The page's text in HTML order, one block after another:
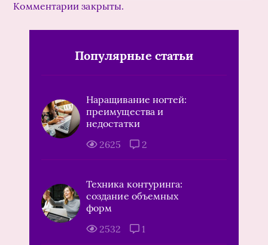
Комментарии закрыты.
Популярные статьи
Наращивание ногтей:
преимущества и
недостатки
2625
2
Техника контуринга:
создание объемных
форм
2532
1